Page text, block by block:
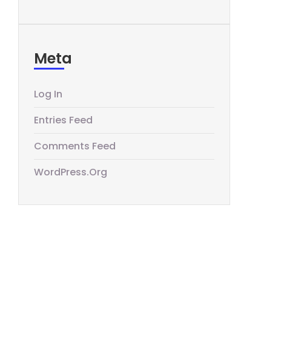
Meta
Log In
Entries Feed
Comments Feed
WordPress.org